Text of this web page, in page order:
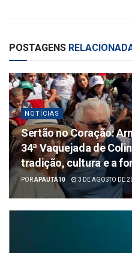
POSTAGENS
NOTÍCIAS
Sertão no Coração:
34ª Vaquejada de
tradição, cultura e a
PORAPAUTA10 3 DE AGOSTO DE